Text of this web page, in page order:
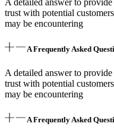
A detailed answer to
trust with potential
may be encountering
A Frequently Asked
A detailed answer to
trust with potential
may be encountering
A Frequently Asked